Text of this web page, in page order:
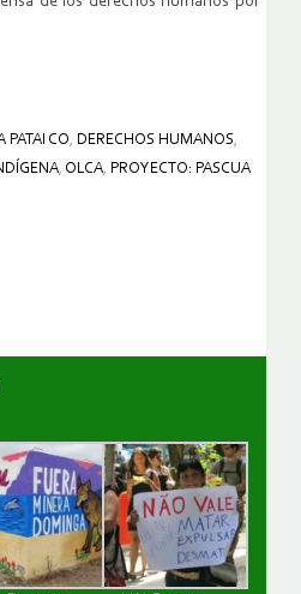
PATAI CO, DERECHOS HUMANOS,
, OLCA, PROYECTO: PASCUA